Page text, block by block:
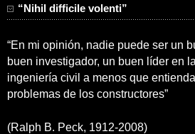
“Nihil difficile volenti”
“En mi opinión, nadie puede ser un
buen investigador, un buen líder en
ingeniería civil a menos que
problemas de los constructores”
(Ralph B. Peck, 1912-2008)